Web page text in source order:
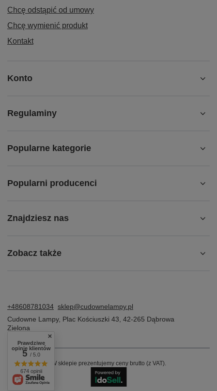
Chcę odstąpić od umowy
Chcę wymienić produkt
Kontakt
Konto
Regulaminy
Popularne kategorie
Popularni producenci
Znajdziesz nas
Zobacz także
+48608781034 sklep@cudownelampy.pl
Cudowne Lampy, Plac Kościuszki 43 42-265 Dąbrowa
Zielona
W sklepie prezentujemy ceny brutto (z VAT).
Prawdziwe
opinie klientów
5/ 5.0
674 opinii